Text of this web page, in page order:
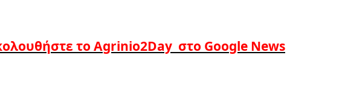
το Agrinio2Day στο Google News